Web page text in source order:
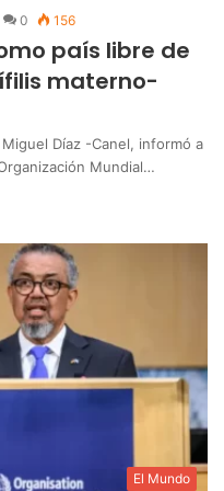
0 156
país libre de
materno-
Díaz -Canel, informó a
Mundial…
El Mundo